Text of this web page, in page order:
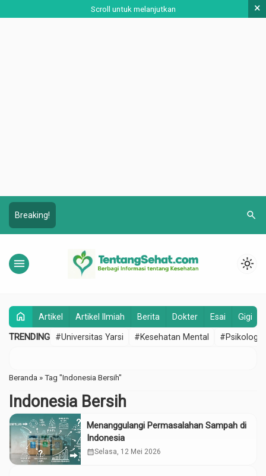
Scroll untuk melanjutkan ×
Breaking! search
menu light_mode
home Artikel Artikel Ilmiah Berita Dokter Esai Gigi
TRENDING #Universitas Yarsi #Kesehatan Mental #Psikologi
Beranda »Tag "Indonesia Bersih"
Indonesia Bersih
Menanggulangi Permasalahan Sampah di
Indonesia
calendar_monthSelasa, 12 Mei 2026